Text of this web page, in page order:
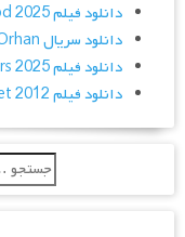
دانلود فیلم The Great Flood 2025
دانلود سریال Kurulus Orhan
دانلود فیلم The Thing with Feathers 2025
دانلود فیلم Adventure Planet 2012